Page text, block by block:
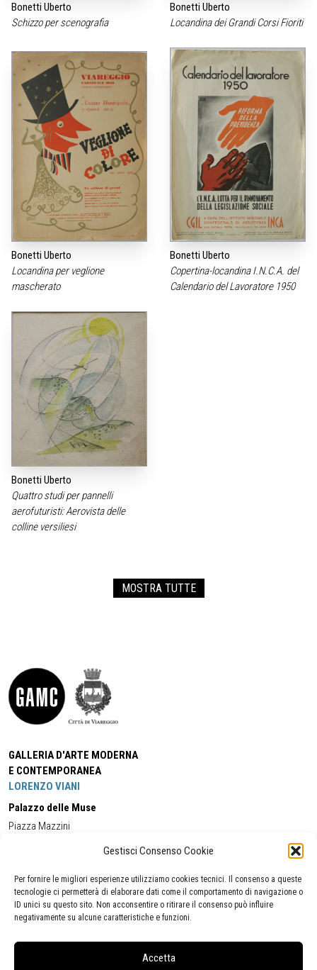
Gestisci Consenso Cookie
Per fornire le migliori esperienze utilizziamo cookies tecnici. Il consenso a queste
tecnologie ci permetterà di elaborare dati come il comportamento di navigazione o
ID unici su questo sito. Non acconsentire o ritirare il consenso può influire
negativamente su alcune caratteristiche e funzioni.
Accetta
Bonetti Uberto
Schizzo per scenografia
Bonetti Uberto
Locandina dei Grandi Corsi Fioriti
Bonetti Uberto
Locandina per veglione
mascherato
Bonetti Uberto
Copertina-locandina I.N.C.A. del
Calendario del Lavoratore 1950
Bonetti Uberto
Quattro studi per pannelli
aerofuturisti: Aerovista delle
colline versiliesi
MOSTRA TUTTE
GALLERIA D'ARTE MODERNA
E CONTEMPORANEA
LORENZO VIANI
Palazzo delle Muse
Piazza Mazzini
Cell:+39 338 5714978 (orario apertura Galleria)
Tel:
+39 0584 944580
(orario 09.00/13.00)
Email:gamc@comune.viareggio.lu.it
Segnalazione di inaccessibilità